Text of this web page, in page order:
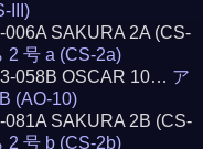
III)
SAKURA 2A (CS-
2 号 a (CS-2a)
058B OSCAR 10… ア
(AO-10)
SAKURA 2B (CS-
2 号 b (CS-2b)